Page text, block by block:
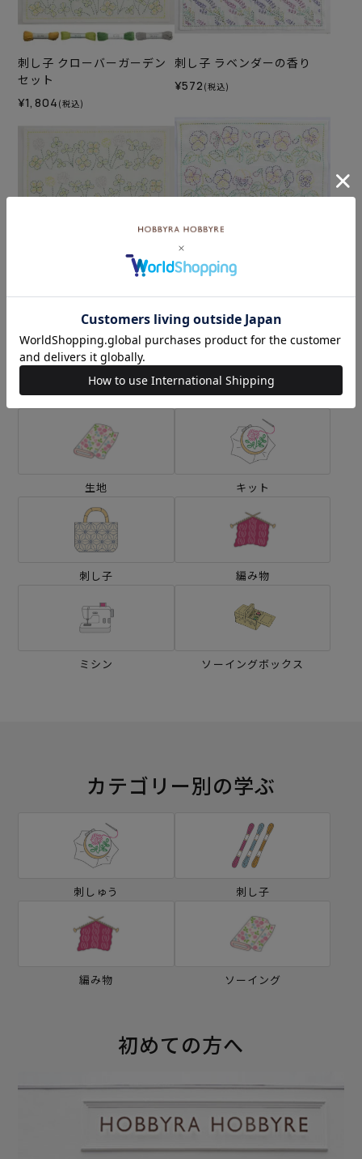
刺し子 クローバーガーデン
セット
¥1,804 (税込)
刺し子 ラベンダーの香り
¥572 (税込)
カテゴリーから探す
生地 キット
刺し子 編み物
ミシン ソーイングボックス
カテゴリー別の学ぶ
刺しゅう 刺し子
編み物 ソーイング
初めての方へ